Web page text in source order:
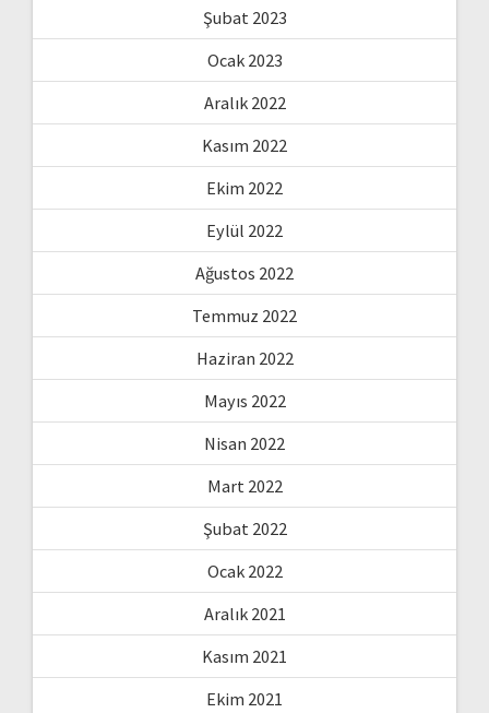
Şubat 2023
Ocak 2023
Aralık 2022
Kasım 2022
Ekim 2022
Eylül 2022
Ağustos 2022
Temmuz 2022
Haziran 2022
Mayıs 2022
Nisan 2022
Mart 2022
Şubat 2022
Ocak 2022
Aralık 2021
Kasım 2021
Ekim 2021